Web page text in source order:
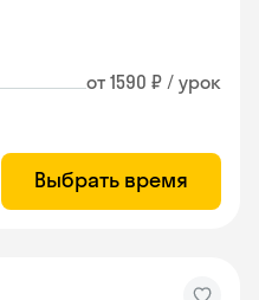
от 1590 ₽ / урок
Выбрать время